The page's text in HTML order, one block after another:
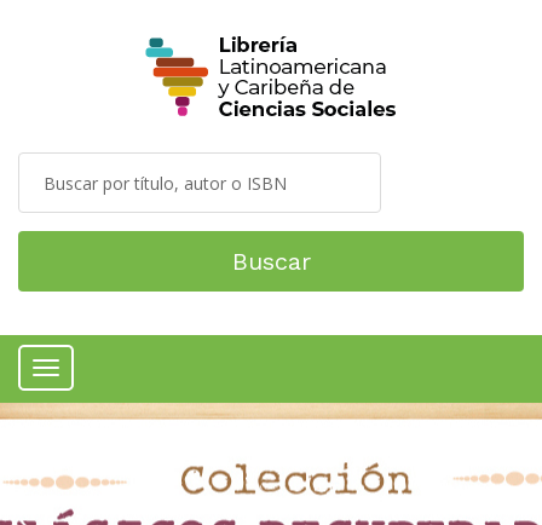
Buscar
Menú